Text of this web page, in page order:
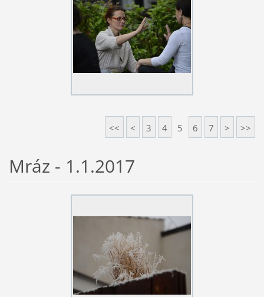
<< < 3 4 5 6 7 > >>
Mráz - 1.1.2017